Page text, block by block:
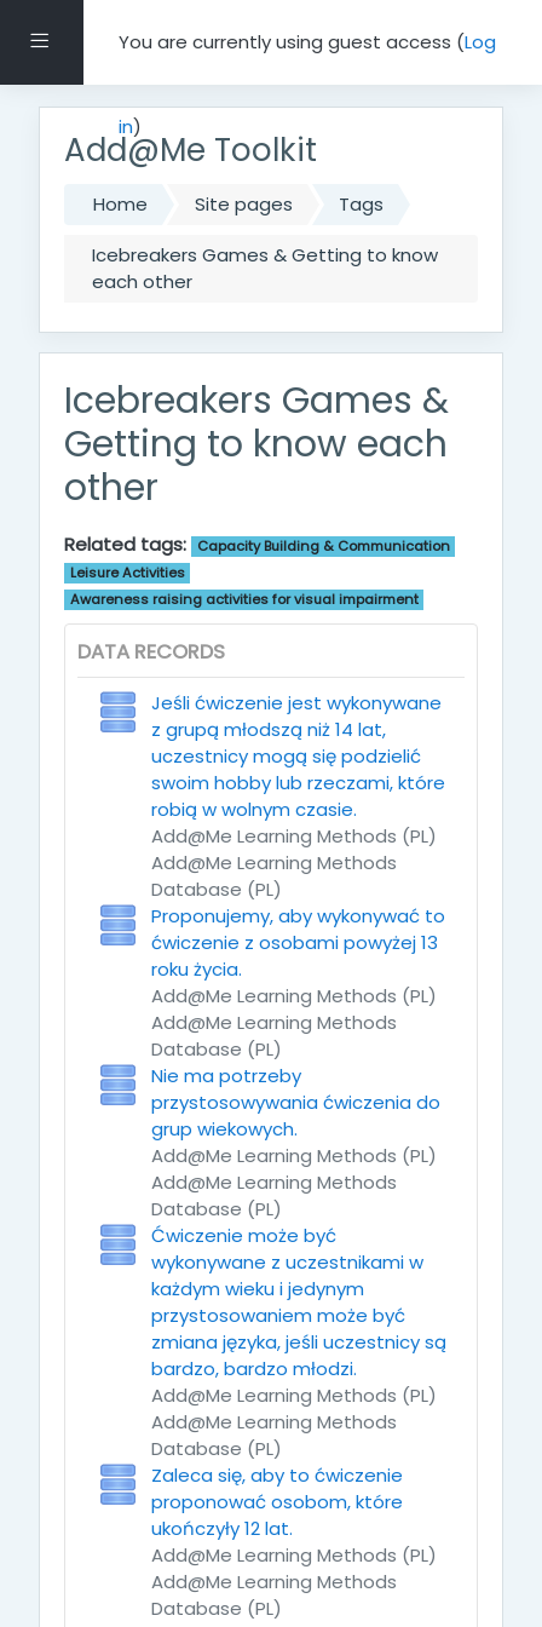
Side panelYou are currently using guest access (Log
in)
Add@Me Toolkit
Home Site pages
Tags
Icebreakers Games & Getting to know
each other
Icebreakers Games &
Getting to know each
other
Related tags:
Capacity Building & Communication
Leisure Activities
Awareness raising activities for visual impairment
DATA RECORDS
Jeśli ćwiczenie jest wykonywane
z grupą młodszą niż 14 lat,
uczestnicy mogą się podzielić
swoim hobby lub rzeczami, które
robią w wolnym czasie.
Add@Me Learning Methods (PL)
Add@Me Learning Methods
Database (PL)
Proponujemy, aby wykonywać to
ćwiczenie z osobami powyżej 13
roku życia.
Add@Me Learning Methods (PL)
Add@Me Learning Methods
Database (PL)
Nie ma potrzeby
przystosowywania ćwiczenia do
grup wiekowych.
Add@Me Learning Methods (PL)
Add@Me Learning Methods
Database (PL)
Ćwiczenie może być
wykonywane z uczestnikami w
każdym wieku i jedynym
przystosowaniem może być
zmiana języka, jeśli uczestnicy są
bardzo, bardzo młodzi.
Add@Me Learning Methods (PL)
Add@Me Learning Methods
Database (PL)
Zaleca się, aby to ćwiczenie
proponować osobom, które
ukończyły 12 lat.
Add@Me Learning Methods (PL)
Add@Me Learning Methods
Database (PL)